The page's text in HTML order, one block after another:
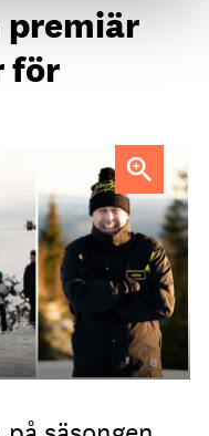
premiär
för